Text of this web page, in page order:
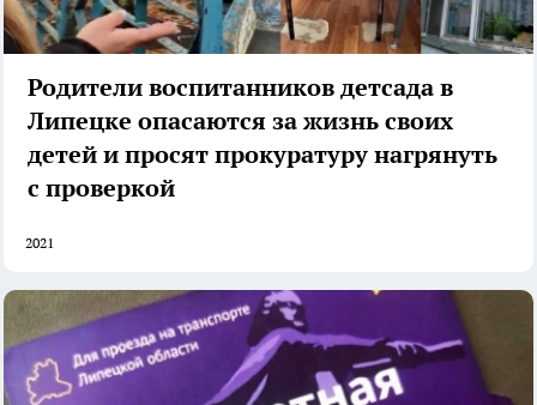
Родители воспитанников детсада в
Липецке опасаются за жизнь своих
детей и просят прокуратуру нагрянуть
с проверкой
2021